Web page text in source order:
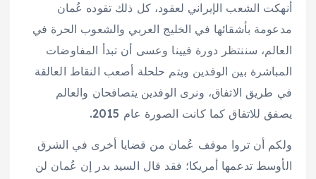
أنهكت الشعب الإيراني لعقود، كل ذلك تقوده عُمان
مدعومة بأشقائها في الخليج العربي والشعوب الحرة في
العالم، سننتظر دورة فيينا وعسى أن تبدأ المفاوضات
المباشرة بين الوفدين ويتم حلحلة أصعب النقاط العالقة
في طريق الاتفاق، ونرى الوفدين يتصافحان والعالم
يصفق للاتفاق كما كانت الصورة عام 2015.
ولكم أن تروا موقف عُمان من قضايا أخرى في الشرق
الأوسط تدعمها أمريكا؛ فقد قال السيد بدر إن عُمان لن